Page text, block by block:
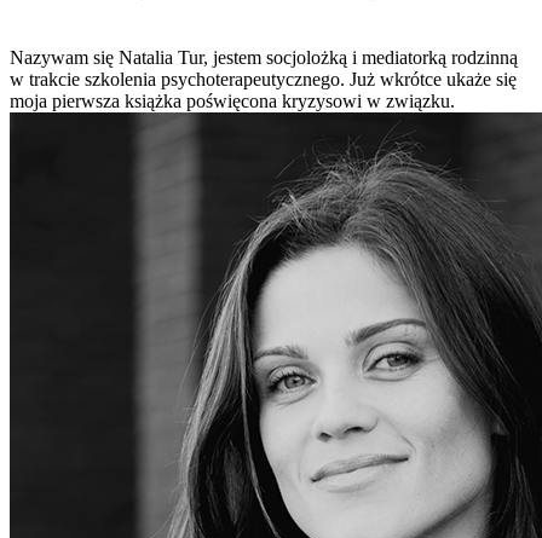
Nazywam się Natalia Tur, jestem socjolożką i mediatorką rodzinną
w trakcie szkolenia psychoterapeutycznego. Już wkrótce ukaże się
moja pierwsza książka poświęcona kryzysowi w związku.